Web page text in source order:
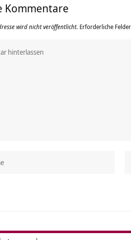
Kommentare
wird nicht veröffentlicht. Erforderliche